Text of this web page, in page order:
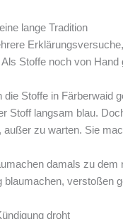
lange Tradition
Stoffe noch von
die Stoffe in Färberwaid
Stoff langsam blau.
außer zu warten. Sie
damals zu dem
blaumachen, verstoßen
droht